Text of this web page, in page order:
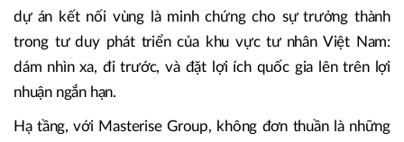
dự án kết nối vùng là minh chứng cho sự trưởng thành
trong tư duy phát triển của khu vực tư nhân Việt Nam:
dám nhìn xa, đi trước, và đặt lợi ích quốc gia lên trên lợi
nhuận ngắn hạn.
Hạ tầng, với Masterise Group, không đơn thuần là những